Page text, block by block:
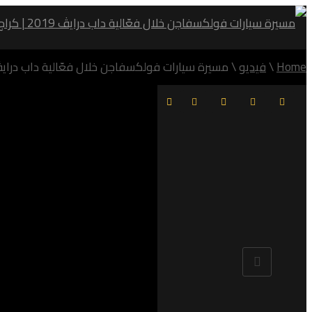
Home
\فيديو\مسيرة سيارات فولكسفاجن خلال فعّالية داب درايڤ